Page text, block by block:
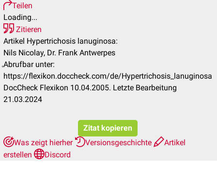
Teilen
Loading...
Zitieren
Artikel Hypertrichosis lanuginosa:
Nils Nicolay, Dr. Frank Antwerpes
Abrufbar unter:
https://flexikon.doccheck.com/de/Hypertrichosis_lanuginosa
DocCheck Flexikon 10.04.2005. Letzte Bearbeitung
21.03.2024
Zitat kopieren
Was zeigt hierher
Versionsgeschichte
Artikel
erstellen
Discord